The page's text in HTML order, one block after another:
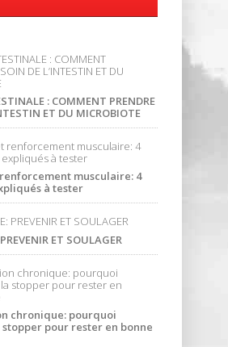
: COMMENT PRENDRE
ET DU MICROBIOTE
musculaire: 4
à tester
ET SOULAGER
chronique: pourquoi
pour rester en bonne